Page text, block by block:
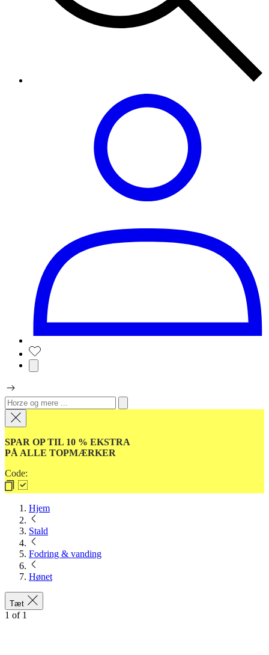
SPAR OP TIL 10 % EKSTRA
PÅ ALLE TOPMÆRKER
Code:
Hjem
Stald
Fodring & vanding
Hønet
Tæt
1 of 1